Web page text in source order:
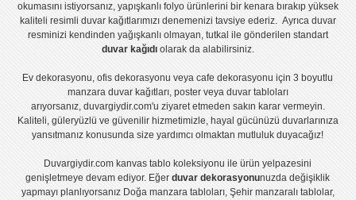
okumasını istiyorsanız, yapışkanlı folyoürünlerini bir kenara bırakıp yüksek
kaliteli resimli duvar kağıtlarımızı denemenizi tavsiye ederiz. Ayrıca duvar
resminizi kendinden yağışkanlı olmayan, tutkal ile gönderilen standart
duvar kağıdıolarak da alabilirsiniz.
Ev dekorasyonu,ofis dekorasyonu veyacafe dekorasyonu için3 boyutlu
manzara duvar kağıtları, posterveya duvar tabloları
arıyorsanız, duvargiydir.com'u ziyaret etmeden sakın karar vermeyin.
Kaliteli, güleryüzlü ve güvenilir hizmetimizle, hayal gücünüzü duvarlarınıza
yansıtmanız konusunda size yardımcı olmaktan mutluluk duyacağız!
Duvargiydir.com kanvas tablo koleksiyonu ile ürün yelpazesini
genişletmeye devam ediyor. Eğerduvar dekorasyonunuzda değişiklik
yapmayı planlıyorsanız Doğa manzara tabloları, Şehir manzaralı tablolar,